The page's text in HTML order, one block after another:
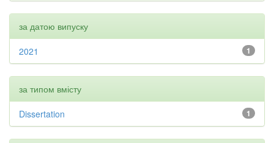
за датою випуску
1
2021
за типом вмісту
1
Dissertation